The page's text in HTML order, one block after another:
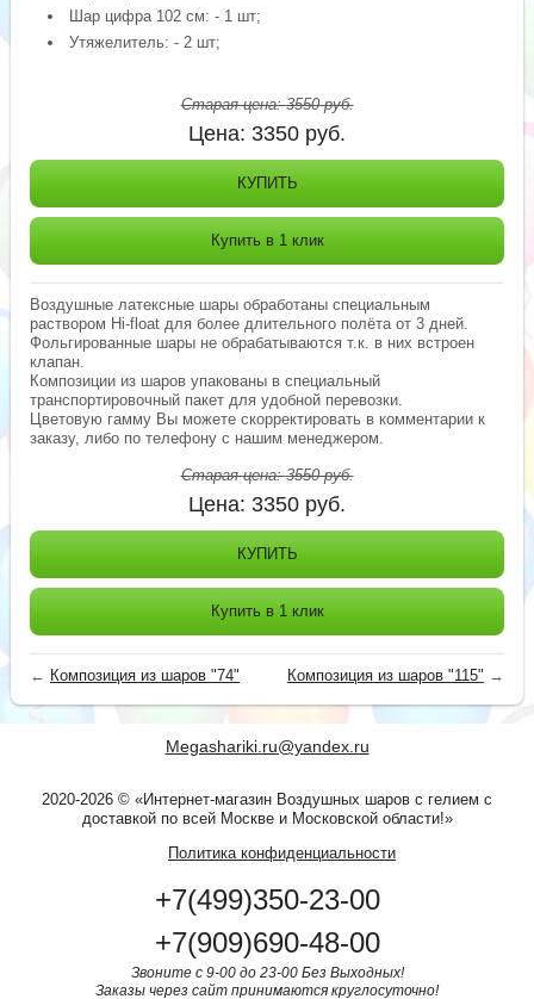
Шар цифра 102 см: - 1 шт;
Утяжелитель: - 2 шт;
Старая цена:3550руб.
Цена: 3350 руб.
КУПИТЬ
Купить в 1 клик
Воздушные латексные шары обработаны специальным
раствором Hi-float для более длительного полёта от 3 дней.
Фольгированные шары не обрабатываются т.к. в них встроен
клапан.
Композиции из шаров упакованы в специальный
транспортировочный пакет для удобной перевозки.
Цветовую гамму Вы можете скорректировать в комментарии к
заказу, либо по телефону с нашим менеджером.
Старая цена:3550руб.
Цена: 3350 руб.
КУПИТЬ
Купить в 1 клик
← Композиция из шаров "74" Композиция из шаров "115" →
Megashariki.ru@yandex.ru
2020-2026 © «Интернет-магазин Воздушных шаров с гелием с
доставкой по всей Москве и Московской области!»
Политика конфиденциальности
+7(499)350-23-00
+7(909)690-48-00
Звоните с 9-00 до 23-00 Без Выходных!
Заказы через сайт принимаются круглосуточно!